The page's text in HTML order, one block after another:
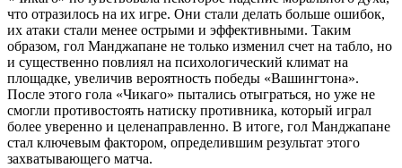
что отразилось на их игре. Они стали делать больше ошибок,
их атаки стали менее острыми и эффективными. Таким
образом, гол Манджапане не только изменил счет на табло, но
и существенно повлиял на психологический климат на
площадке, увеличив вероятность победы «Вашингтона».
После этого гола «Чикаго» пытались отыграться, но уже не
смогли противостоять натиску противника, который играл
более уверенно и целенаправленно. В итоге, гол Манджапане
стал ключевым фактором, определившим результат этого
захватывающего матча.